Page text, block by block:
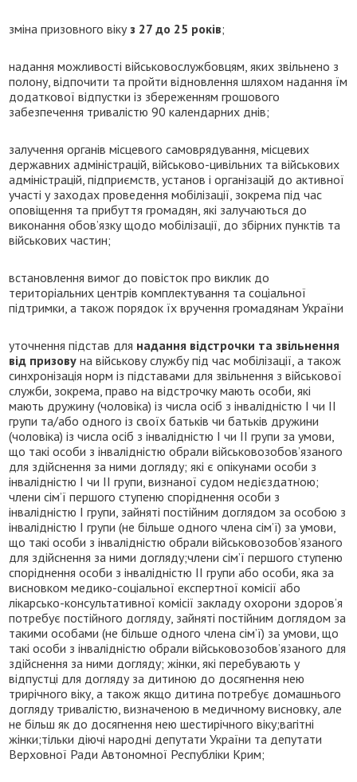
зміна призовного вікуз 27 до 25 років;
надання можливості військовослужбовцям, яких звільнено з
полону, відпочити та пройти відновлення шляхом надання їм
додаткової відпустки із збереженням грошового
забезпечення тривалістю 90 календарних днів;
залучення органів місцевого самоврядування, місцевих
державних адміністрацій, військово-цивільних та військових
адміністрацій, підприємств, установ і організацій до активної
участі у заходах проведення мобілізації, зокрема під час
оповіщення та прибуття громадян, які залучаються до
виконання обов’язку щодо мобілізації, до збірних пунктів та
військових частин;
встановлення вимог до повісток про виклик до
територіальних центрів комплектування та соціальної
підтримки, а також порядок їх вручення громадянам України
уточнення підстав для надання відстрочки та звільнення
від призову на військову службу під час мобілізації, а також
синхронізація норм із підставами для звільнення з військової
служби, зокрема, право на відстрочку мають особи, які
мають дружину (чоловіка) із числа осіб з інвалідністю І чи II
групи та/або одного із своїх батьків чи батьків дружини
(чоловіка) із числа осіб з інвалідністю I чи II групи за умови,
що такі особи з інвалідністю обрали військовозобов’язаного
для здійснення за ними догляду; які є опікунами особи з
інвалідністю І чи ІІ групи, визнаної судом недієздатною;
члени сім’ї першого ступеню споріднення особи з
інвалідністю I групи, зайняті постійним доглядом за особою з
інвалідністю І групи (не більше одного члена сім’ї) за умови,
що такі особи з інвалідністю обрали військовозобов’язаного
для здійснення за ними догляду;члени сім’ї першого ступеню
споріднення особи з інвалідністю II групи або особи, яка за
висновком медико-соціальної експертної комісії або
лікарсько-консультативної комісії закладу охорони здоров’я
потребує постійного догляду, зайняті постійним доглядом за
такими особами (не більше одного члена сім’ї) за умови, що
такі особи з інвалідністю обрали військовозобов’язаного для
здійснення за ними догляду; жінки, які перебувають у
відпустці для догляду за дитиною до досягнення нею
трирічного віку, а також якщо дитина потребує домашнього
догляду тривалістю, визначеною в медичному висновку, але
не більш як до досягнення нею шестирічного віку;вагітні
жінки;тільки діючі народні депутати України та депутати
Верховної Ради Автономної Республіки Крим;